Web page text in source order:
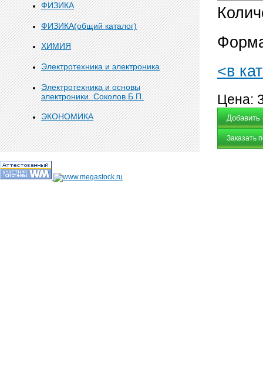
ФИЗИКА
ФИЗИКА(общий каталог)
ХИМИЯ
Электротехника и электроника
Электротехника и основы
электроники. Соколов Б.П.
ЭКОНОМИКА
<в
Цена:
Заказать